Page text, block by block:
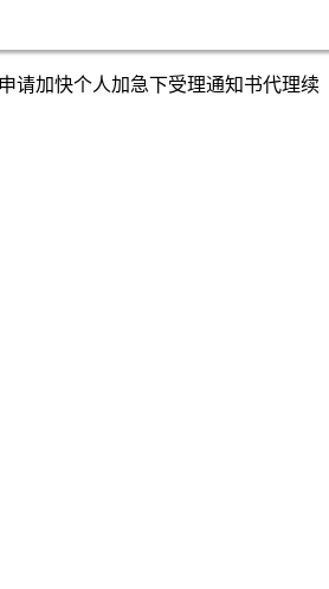
请加快个人加急下受理通知书代理续